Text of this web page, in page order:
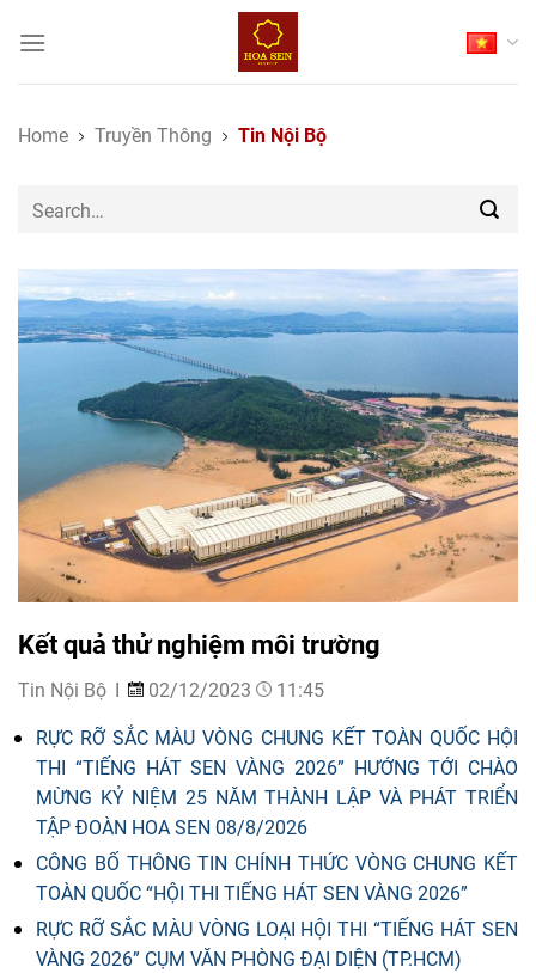
Home Truyền Thông Tin Nội Bộ
Kết quả thử nghiệm môi trường
Tin Nội Bộ 02/12/2023
11:45
RỰC RỠ SẮC MÀU VÒNG CHUNG KẾT TOÀN QUỐC HỘI
THI “TIẾNG HÁT SEN VÀNG 2026” HƯỚNG TỚI CHÀO
MỪNG KỶ NIỆM 25 NĂM THÀNH LẬP VÀ PHÁT TRIỂN
TẬP ĐOÀN HOA SEN 08/8/2026
CÔNG BỐ THÔNG TIN CHÍNH THỨC VÒNG CHUNG KẾT
TOÀN QUỐC “HỘI THI TIẾNG HÁT SEN VÀNG 2026”
RỰC RỠ SẮC MÀU VÒNG LOẠI HỘI THI “TIẾNG HÁT SEN
VÀNG 2026” CỤM VĂN PHÒNG ĐẠI DIỆN (TP.HCM)